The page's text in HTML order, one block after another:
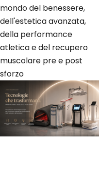
mondo del benessere,
dell'estetica avanzata,
della performance
atletica e del recupero
muscolare pre e post
sforzo